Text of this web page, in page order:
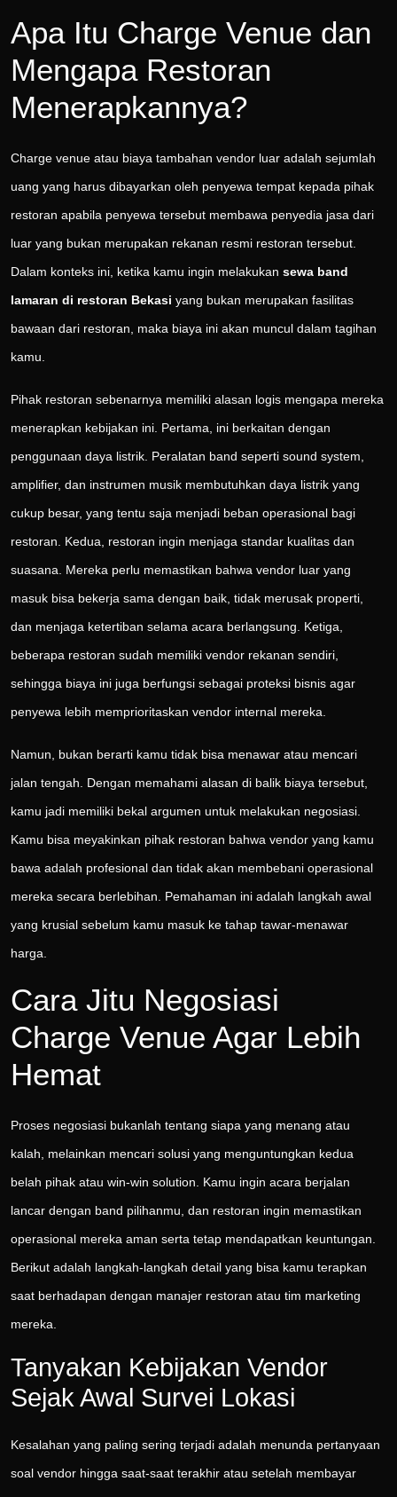
Apa Itu Charge Venue dan
Mengapa Restoran
Menerapkannya?
Charge venue atau biaya tambahan vendor luar adalah sejumlah
uang yang harus dibayarkan oleh penyewa tempat kepada pihak
restoran apabila penyewa tersebut membawa penyedia jasa dari
luar yang bukan merupakan rekanan resmi restoran tersebut.
Dalam konteks ini, ketika kamu ingin melakukan sewa band
lamaran di restoran Bekasi yang bukan merupakan fasilitas
bawaan dari restoran, maka biaya ini akan muncul dalam tagihan
kamu.
Pihak restoran sebenarnya memiliki alasan logis mengapa mereka
menerapkan kebijakan ini. Pertama, ini berkaitan dengan
penggunaan daya listrik. Peralatan band seperti sound system,
amplifier, dan instrumen musik membutuhkan daya listrik yang
cukup besar, yang tentu saja menjadi beban operasional bagi
restoran. Kedua, restoran ingin menjaga standar kualitas dan
suasana. Mereka perlu memastikan bahwa vendor luar yang
masuk bisa bekerja sama dengan baik, tidak merusak properti,
dan menjaga ketertiban selama acara berlangsung. Ketiga,
beberapa restoran sudah memiliki vendor rekanan sendiri,
sehingga biaya ini juga berfungsi sebagai proteksi bisnis agar
penyewa lebih memprioritaskan vendor internal mereka.
Namun, bukan berarti kamu tidak bisa menawar atau mencari
jalan tengah. Dengan memahami alasan di balik biaya tersebut,
kamu jadi memiliki bekal argumen untuk melakukan negosiasi.
Kamu bisa meyakinkan pihak restoran bahwa vendor yang kamu
bawa adalah profesional dan tidak akan membebani operasional
mereka secara berlebihan. Pemahaman ini adalah langkah awal
yang krusial sebelum kamu masuk ke tahap tawar-menawar
harga.
Cara Jitu Negosiasi
Charge Venue Agar Lebih
Hemat
Proses negosiasi bukanlah tentang siapa yang menang atau
kalah, melainkan mencari solusi yang menguntungkan kedua
belah pihak atau win-win solution. Kamu ingin acara berjalan
lancar dengan band pilihanmu, dan restoran ingin memastikan
operasional mereka aman serta tetap mendapatkan keuntungan.
Berikut adalah langkah-langkah detail yang bisa kamu terapkan
saat berhadapan dengan manajer restoran atau tim marketing
mereka.
Tanyakan Kebijakan Vendor
Sejak Awal Survei Lokasi
Kesalahan yang paling sering terjadi adalah menunda pertanyaan
soal vendor hingga saat-saat terakhir atau setelah membayar